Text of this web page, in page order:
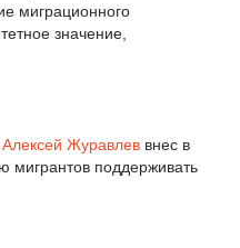
миграционного
значение,
Алексей Журавлев внес в
мигрантов поддерживать